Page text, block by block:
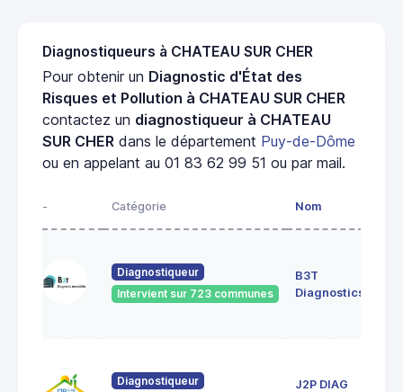
Diagnostiqueurs à CHATEAU SUR CHER
Pour obtenir un Diagnostic d'État des
Risques et Pollution à CHATEAU SUR CHER
contactez un diagnostiqueur à CHATEAU
SUR CHER dans le département Puy-de-Dôme
ou en appelant au 01 83 62 99 51 ou par mail.
- Catégorie Nom
Diagnostiqueur
Intervient sur 723 communes
B3T
Diagnostics
Diagnostiqueur
J2P DIAG